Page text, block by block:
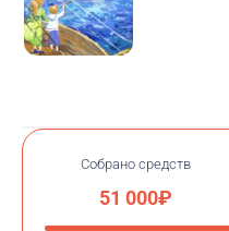
Собрано средств
51 000₽